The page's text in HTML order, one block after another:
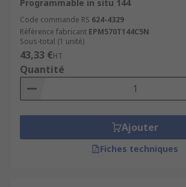
Programmable in situ 144
Code commande RS 624-4329
Référence fabricant EPM570T144C5N
Sous-total (1 unité)
43,33 €HT
Quantité
Ajouter
Fiches techniques